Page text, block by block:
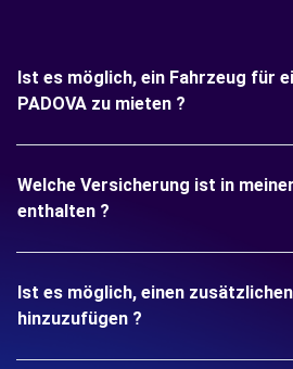
Ist es möglich, ein Fahrzeug für
PADOVA zu mieten ?
Welche Versicherung ist in
enthalten ?
Ist es möglich, einen
hinzuzufügen ?